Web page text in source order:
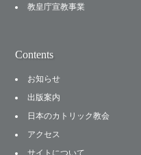
教皇庁宣教事業
Contents
お知らせ
出版案内
日本のカトリック教会
アクセス
サイトについて